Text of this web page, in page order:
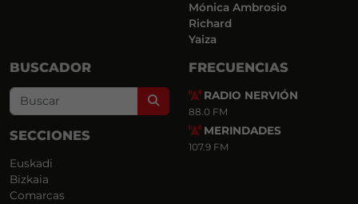
Mónica Ambrosio
Richard
Yaiza
BUSCADOR
Search
SECCIONES
Euskadi
Bizkaia
Comarcas
FRECUENCIAS
RADIO NERVIÓN
88.0 FM
MERINDADES
107.9 FM